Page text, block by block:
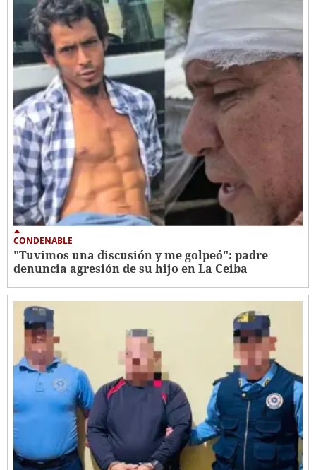
CONDENABLE
"Tuvimos una discusión y me golpeó": padre
denuncia agresión de su hijo en La Ceiba